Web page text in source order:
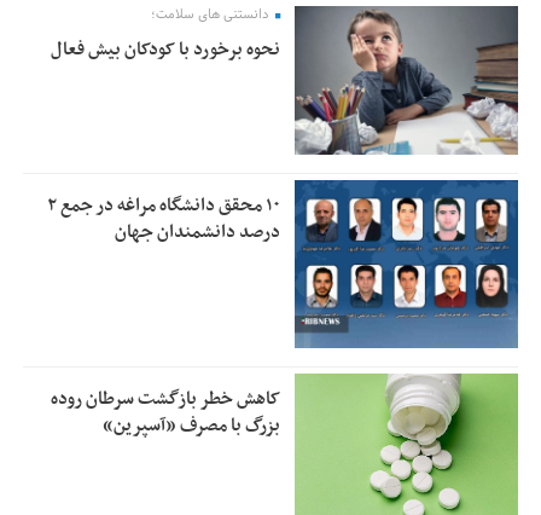
دانستنی های سلامت؛
نحوه برخورد با کودکان بیش فعال
۱۰ محقق دانشگاه مراغه در جمع ۲
درصد دانشمندان جهان
کاهش خطر بازگشت سرطان روده
بزرگ با مصرف «آسپرین»